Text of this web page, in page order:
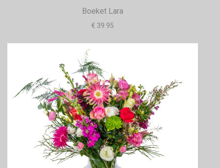
Boeket Lara
€ 39.95